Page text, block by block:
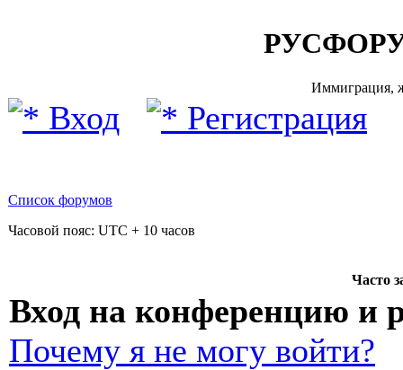
Иммиграция,
Вход Регистрация
Список форумов
Часовой пояс: UTC + 10 часов
Часто
Вход на конференцию и
Почему я не могу войти?